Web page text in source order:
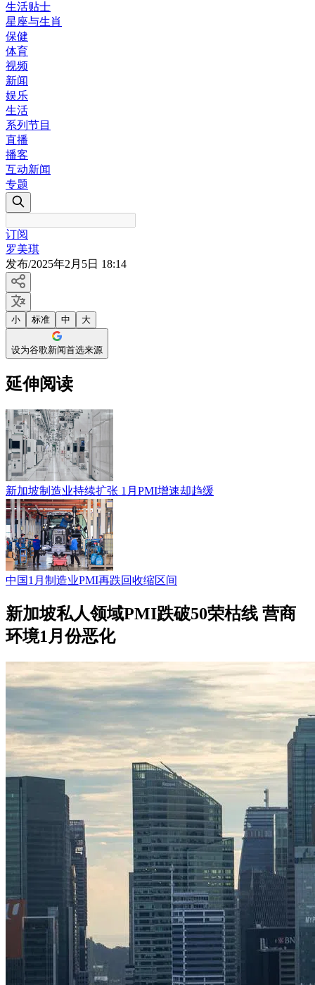
生活贴士
星座与生肖
保健
体育
视频
新闻
娱乐
生活
系列节目
直播
播客
互动新闻
专题
订阅
罗美琪
发布/2025年2月5日 18:14
小 标准 中 大
设为谷歌新闻首选来源
延伸阅读
新加坡制造业持续扩张 1月PMI增速却趋缓
中国1月制造业PMI再跌回收缩区间
新加坡私人领域PMI跌破50荣枯线 营商
环境1月份恶化